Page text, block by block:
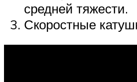
средней тяжести.
Скоростные